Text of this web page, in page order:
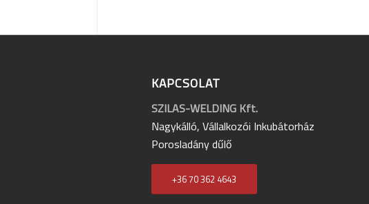
KAPCSOLAT
SZILAS-WELDING Kft.
Nagykálló, Vállalkozói Inkubátorház
Porosladány dűlő
+36 70 362 4643